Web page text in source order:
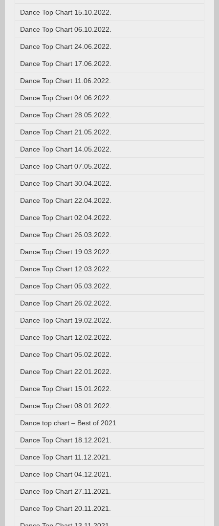
Dance Top Chart 15.10.2022.
Dance Top Chart 06.10.2022.
Dance Top Chart 24.06.2022.
Dance Top Chart 17.06.2022.
Dance Top Chart 11.06.2022.
Dance Top Chart 04.06.2022.
Dance Top Chart 28.05.2022.
Dance Top Chart 21.05.2022.
Dance Top Chart 14.05.2022.
Dance Top Chart 07.05.2022.
Dance Top Chart 30.04.2022.
Dance Top Chart 22.04.2022.
Dance Top Chart 02.04.2022.
Dance Top Chart 26.03.2022.
Dance Top Chart 19.03.2022.
Dance Top Chart 12.03.2022.
Dance Top Chart 05.03.2022.
Dance Top Chart 26.02.2022.
Dance Top Chart 19.02.2022.
Dance Top Chart 12.02.2022.
Dance Top Chart 05.02.2022.
Dance Top Chart 22.01.2022.
Dance Top Chart 15.01.2022.
Dance Top Chart 08.01.2022.
Dance top chart – Best of 2021
Dance Top Chart 18.12.2021.
Dance Top Chart 11.12.2021.
Dance Top Chart 04.12.2021.
Dance Top Chart 27.11.2021.
Dance Top Chart 20.11.2021.